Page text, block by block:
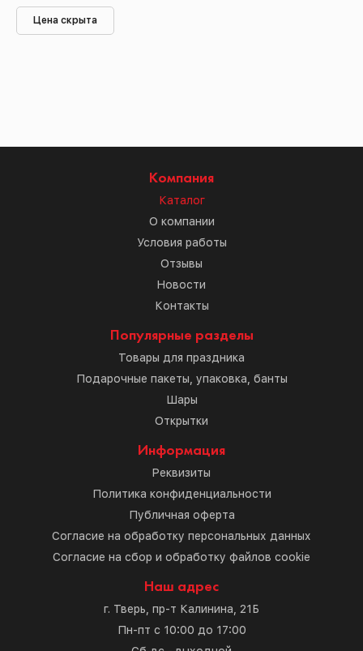
Цена скрыта
Компания
Каталог
О компании
Условия работы
Отзывы
Новости
Контакты
Популярные разделы
Товары для праздника
Подарочные пакеты, упаковка, банты
Шары
Открытки
Информация
Реквизиты
Политика конфиденциальности
Публичная оферта
Согласие на обработку персональных данных
Согласие на сбор и обработку файлов cookie
Наш адрес
г. Тверь, пр-т Калинина, 21Б
Пн-пт с 10:00 до 17:00